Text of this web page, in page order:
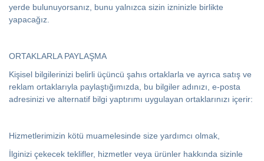
yerde bulunuyorsanız, bunu yalnızca sizin izninizle birlikte
yapacağız.
ORTAKLARLA PAYLAŞMA
Kişisel bilgilerinizi belirli üçüncü şahıs ortaklarla ve ayrıca satış ve
reklam ortaklarıyla paylaştığımızda, bu bilgiler adınızı, e-posta
adresinizi ve alternatif bilgi yaptırımı uygulayan ortaklarınızı içerir:
Hizmetlerimizin kötü muamelesinde size yardımcı olmak,
İlginizi çekecek teklifler, hizmetler veya ürünler hakkında sizinle